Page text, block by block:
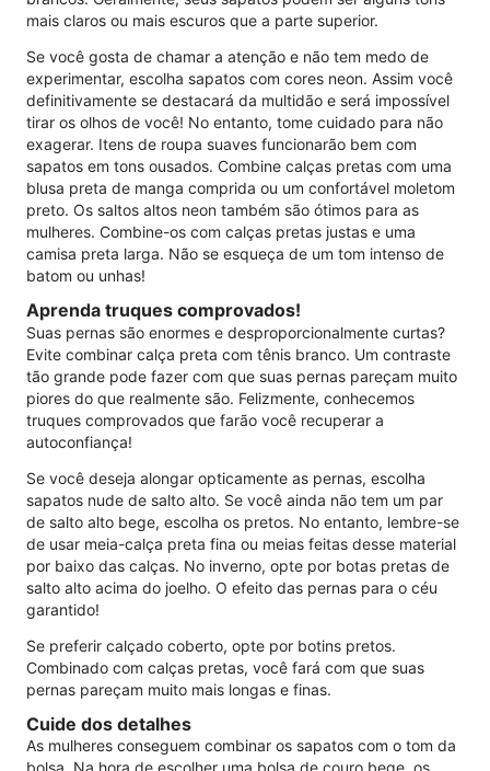
mais claros ou mais escuros que a parte superior.
Se você gosta de chamar a atenção e não tem medo de
experimentar, escolha sapatos com cores neon. Assim você
definitivamente se destacará da multidão e será impossível
tirar os olhos de você! No entanto, tome cuidado para não
exagerar. Itens de roupa suaves funcionarão bem com
sapatos em tons ousados. Combine calças pretas com uma
blusa preta de manga comprida ou um confortável moletom
preto. Os saltos altos neon também são ótimos para as
mulheres. Combine-os com calças pretas justas e uma
camisa preta larga. Não se esqueça de um tom intenso de
batom ou unhas!
Aprenda truques comprovados!
Suas pernas são enormes e desproporcionalmente curtas?
Evite combinar calça preta com tênis branco. Um contraste
tão grande pode fazer com que suas pernas pareçam muito
piores do que realmente são. Felizmente, conhecemos
truques comprovados que farão você recuperar a
autoconfiança!
Se você deseja alongar opticamente as pernas, escolha
sapatos nude de salto alto. Se você ainda não tem um par
de salto alto bege, escolha os pretos. No entanto, lembre-se
de usar meia-calça preta fina ou meias feitas desse material
por baixo das calças. No inverno, opte por botas pretas de
salto alto acima do joelho. O efeito das pernas para o céu
garantido!
Se preferir calçado coberto, opte por botins pretos.
Combinado com calças pretas, você fará com que suas
pernas pareçam muito mais longas e finas.
Cuide dos detalhes
As mulheres conseguem combinar os sapatos com o tom da